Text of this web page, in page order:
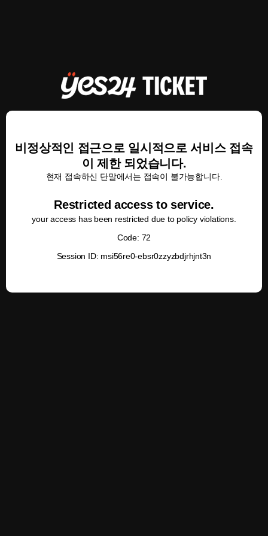
비정상적인 접근으로 일시적으로 서비스 접속
이 제한 되었습니다.
현재 접속하신 단말에서는 접속이 불가능합니다.
Restricted access to service.
your access has been restricted due to policy violations.
Code: 72
Session ID: msi56re0-ebsr0zzyzbdjrhjnt3n